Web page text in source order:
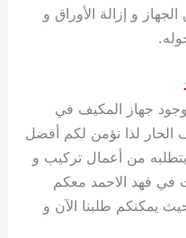
و إزالة الأوراق و
جهاز المكيف في
لذا نؤمن لكم أفضل
من أعمال تركيب و
في فهد الاحمد معكم
يمكنكم طلبنا الآن و